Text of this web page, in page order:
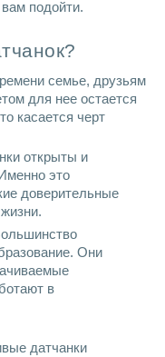
подойти.
семье, друзьям
для нее остается
касается черт
открыты и
это
доверительные
Они
в
датчанки